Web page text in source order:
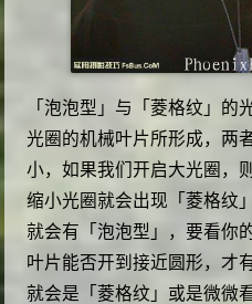
「泡泡型」与「菱格纹」的
光圈的机械叶片所形成，两
小，如果我们开启大光圈，
缩小光圈就会出现「菱格纹
就会有「泡泡型」，要看你
叶片能否开到接近圆形，才
就会是「菱格纹」或是微微